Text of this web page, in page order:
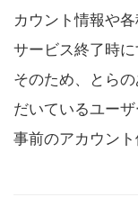
カウント情報や
サービス終了時に
そのため、とら
だいているユー
事前のアカウント